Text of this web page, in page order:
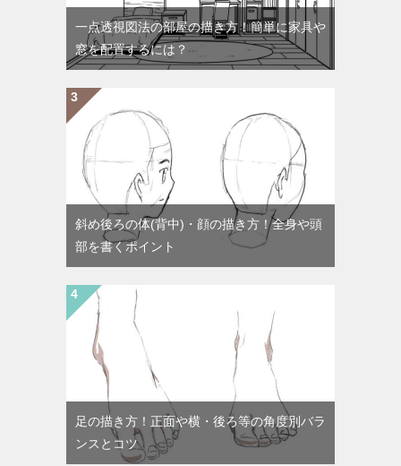
一点透視図法の部屋の描き方！簡単に家具や
窓を配置するには？
斜め後ろの体(背中)・顔の描き方！全身や頭
部を書くポイント
足の描き方！正面や横・後ろ等の角度別バラ
ンスとコツ